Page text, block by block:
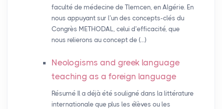
faculté de médecine de Tlemcen, en Algérie. En
nous appuyant sur l’un des concepts-clés du
Congrès METHODAL, celui d’efficacité, que
nous relierons au concept de (…)
Neologisms and greek language
teaching as a foreign language
Résumé Il a déjà été souligné dans la littérature
internationale que plus les élèves ou les